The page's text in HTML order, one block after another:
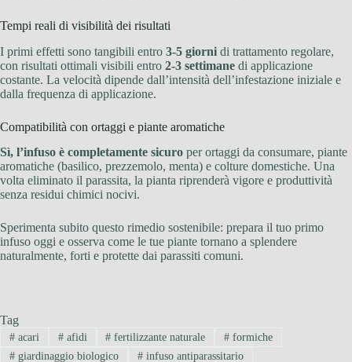
Tempi reali di visibilità dei risultati
I primi effetti sono tangibili entro 3-5 giorni di trattamento regolare,
con risultati ottimali visibili entro 2-3 settimane di applicazione
costante. La velocità dipende dall’intensità dell’infestazione iniziale e
dalla frequenza di applicazione.
Compatibilità con ortaggi e piante aromatiche
Sì, l’infuso è completamente sicuro per ortaggi da consumare, piante
aromatiche (basilico, prezzemolo, menta) e colture domestiche. Una
volta eliminato il parassita, la pianta riprenderà vigore e produttività
senza residui chimici nocivi.
Sperimenta subito questo rimedio sostenibile: prepara il tuo primo
infuso oggi e osserva come le tue piante tornano a splendere
naturalmente, forti e protette dai parassiti comuni.
Tag
#acari #afidi # fertilizzante naturale # formiche
#giardinaggio biologico #infuso antiparassitario